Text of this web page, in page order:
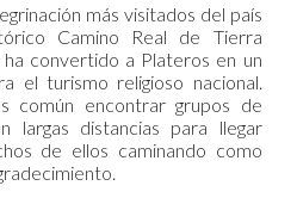
más visitados del país
Camino Real de Tierra
convertido a Plateros en un
el turismo religioso nacional.
común encontrar grupos de
largas distancias para llegar
de ellos caminando como